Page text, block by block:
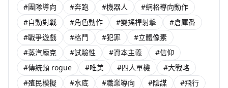
#團隊導向
#奔跑 #機器人
#網格導向動作
#自動對戰
#角色動作 #雙搖桿射擊
#倉庫番
#戰爭遊戲
#格鬥 #犯罪
#立體像素
#蒸汽龐克
#試驗性 #資本主義
#信仰
#傳統類 rogue
#唯美 #四人單機
#大戰略
#殖民模擬
#水底 #職業導向 #陰謀
#飛行